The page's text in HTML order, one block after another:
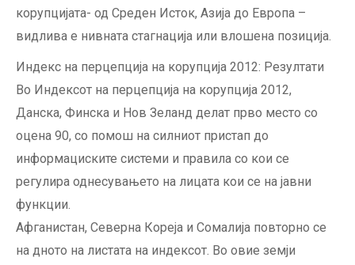
корупцијата- од Среден Исток, Азија до Европа –
видлива е нивната стагнација или влошена позиција.
Индекс на перцепција на корупција 2012: Резултати
Во Индексот на перцепција на корупција 2012,
Данска, Финска и Нов Зеланд делат прво место со
оцена 90, со помош на силниот пристап до
информациските системи и правила со кои се
регулира однесувањето на лицата кои се на јавни
функции.
Афганистан, Северна Кореја и Сомалија повторно се
на дното на листата на индексот. Во овие земји